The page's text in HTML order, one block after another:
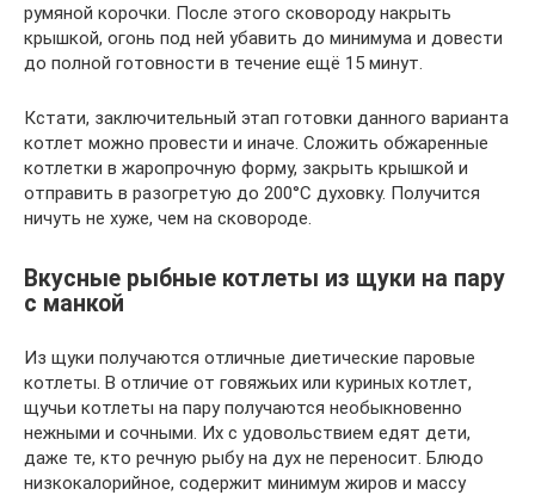
румяной корочки. После этого сковороду накрыть
крышкой, огонь под ней убавить до минимума и довести
до полной готовности в течение ещё 15 минут.
Кстати, заключительный этап готовки данного варианта
котлет можно провести и иначе. Сложить обжаренные
котлетки в жаропрочную форму, закрыть крышкой и
отправить в разогретую до 200°C духовку. Получится
ничуть не хуже, чем на сковороде.
Вкусные рыбные котлеты из щуки на пару
с манкой
Из щуки получаются отличные диетические паровые
котлеты. В отличие от говяжьих или куриных котлет,
щучьи котлеты на пару получаются необыкновенно
нежными и сочными. Их с удовольствием едят дети,
даже те, кто речную рыбу на дух не переносит. Блюдо
низкокалорийное, содержит минимум жиров и массу